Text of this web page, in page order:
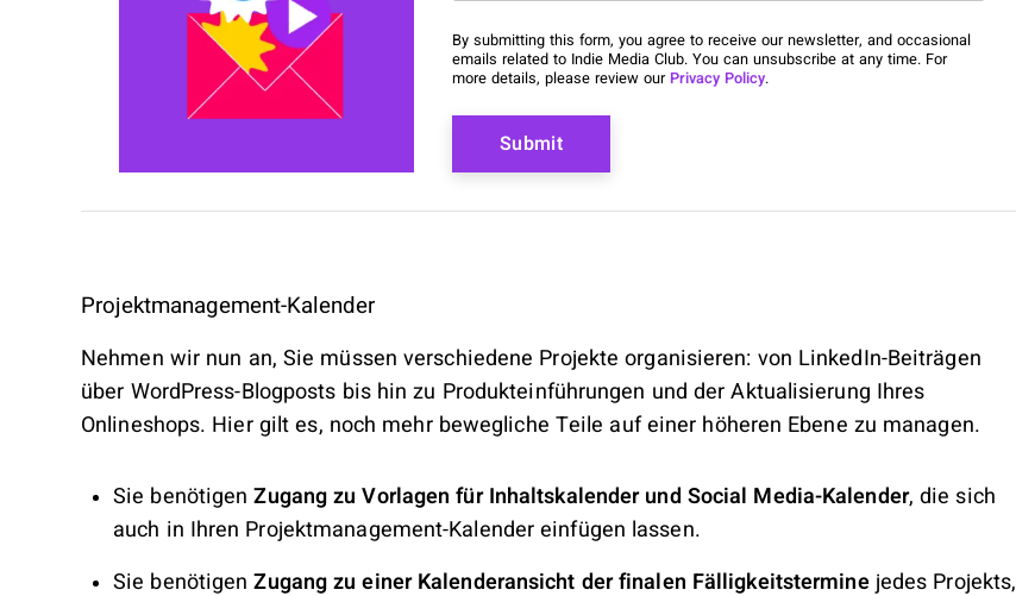
By submitting this form, you agree to receive our newsletter, and occasional
emails related to Indie Media Club. You can unsubscribe at any time. For
more details, please review our Privacy Policy.
Projektmanagement-Kalender
Nehmen wir nun an, Sie müssen verschiedene Projekte organisieren: von LinkedIn-Beiträgen
über WordPress-Blogposts bis hin zu Produkteinführungen und der Aktualisierung Ihres
Onlineshops. Hier gilt es, noch mehr bewegliche Teile auf einer höheren Ebene zu managen.
Sie benötigenZugang zu Vorlagen für Inhaltskalender und Social Media-Kalender, die sich
auch in Ihren Projektmanagement-Kalender einfügen lassen.
Sie benötigenZugang zu einer Kalenderansicht der finalen Fälligkeitsterminejedes Projekts,